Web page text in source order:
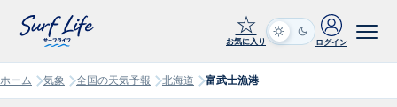
☆
お気に入り ログイン
ホーム 気象 全国の天気予報 北海道 富武士漁港